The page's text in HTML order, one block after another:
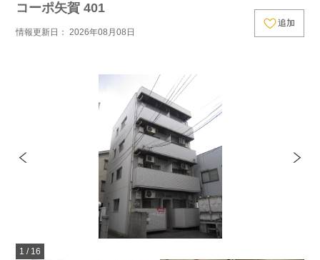
コーポ矢賀 401
情報更新日： 2026年08月08日
追加
1 / 16